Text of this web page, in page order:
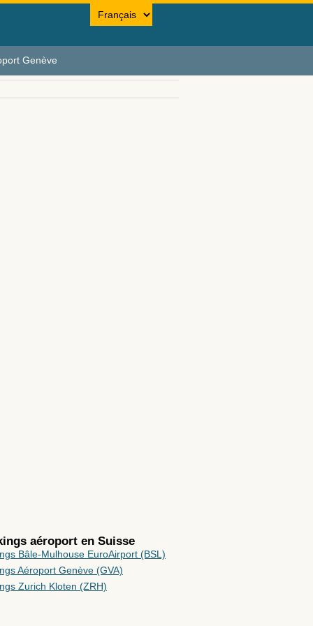
Genève
aéroport en Suisse
Bâle-Mulhouse EuroAirport (BSL)
Aéroport Genève (GVA)
Zurich Kloten (ZRH)